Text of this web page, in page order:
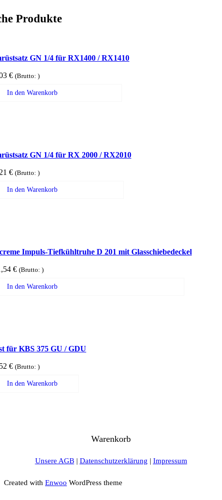
Produkte
GN 1/4 für RX1400 / RX1410
€ (Brutto: )
In den Warenkorb
GN 1/4 für RX 2000 / RX2010
€ (Brutto: )
In den Warenkorb
Impuls-Tiefkühltruhe D 201 mit Glasschiebedeckel
€ (Brutto: )
In den Warenkorb
für KBS 375 GU / GDU
€ (Brutto: )
In den Warenkorb
Warenkorb
Unsere AGB| Datenschutzerklärung | Impressum
Created with Enwoo WordPress theme